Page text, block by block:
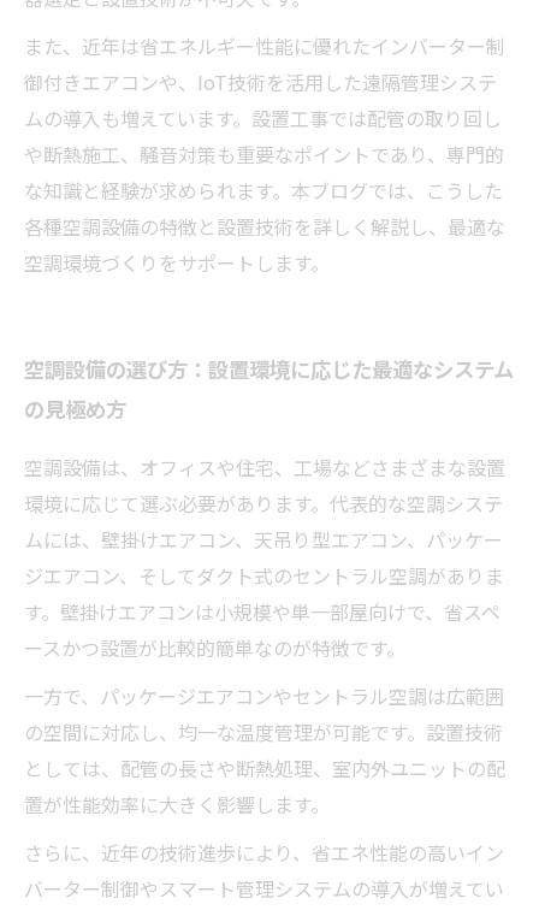
また、近年は省エネルギー性能に優れたインバーター制
御付きエアコンや、IoT技術を活用した遠隔管理システ
ムの導入も増えています。設置工事では配管の取り回し
や断熱施工、騒音対策も重要なポイントであり、専門的
な知識と経験が求められます。本ブログでは、こうした
各種空調設備の特徴と設置技術を詳しく解説し、最適な
空調環境づくりをサポートします。
空調設備の選び方：設置環境に応じた最適なシステム
の見極め方
空調設備は、オフィスや住宅、工場などさまざまな設置
環境に応じて選ぶ必要があります。代表的な空調システ
ムには、壁掛けエアコン、天吊り型エアコン、パッケー
ジエアコン、そしてダクト式のセントラル空調がありま
す。壁掛けエアコンは小規模や単一部屋向けで、省スペ
ースかつ設置が比較的簡単なのが特徴です。
一方で、パッケージエアコンやセントラル空調は広範囲
の空間に対応し、均一な温度管理が可能です。設置技術
としては、配管の長さや断熱処理、室内外ユニットの配
置が性能効率に大きく影響します。
さらに、近年の技術進歩により、省エネ性能の高いイン
バーター制御やスマート管理システムの導入が増えてい